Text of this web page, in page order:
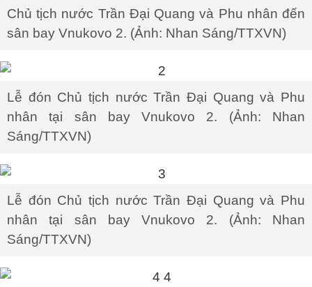
Chủ tịch nước Trần Đại Quang và Phu nhân đến
sân bay Vnukovo 2. (Ảnh: Nhan Sáng/TTXVN)
Lễ đón Chủ tịch nước Trần Đại Quang và Phu
nhân tại sân bay Vnukovo 2. (Ảnh: Nhan
Sáng/TTXVN)
Lễ đón Chủ tịch nước Trần Đại Quang và Phu
nhân tại sân bay Vnukovo 2. (Ảnh: Nhan
Sáng/TTXVN)